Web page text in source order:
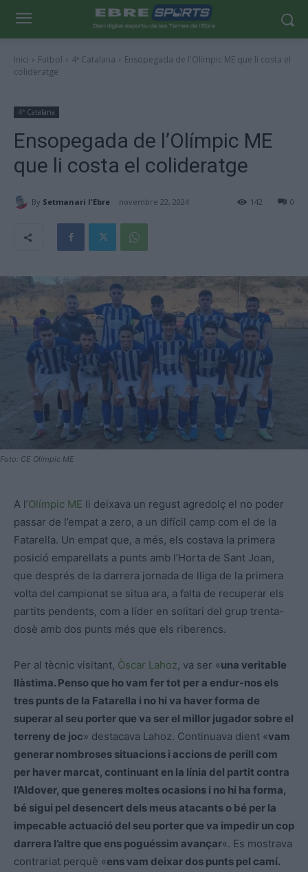
Inici Futbol 4ª Catalana
Ensopegada de l'Olímpic ME que li costa el
colideratge
4ª Catalana
Ensopegada de l’Olímpic ME
que li costa el colideratge
By Setmanari l'Ebre novembre 22, 2024 0
142
Foto: CE Olímpic ME
A l’Olímpic ME li deixava un regust agredolç el no poder
passar de l’empat a zero, a un difícil camp com el de la
Fatarella. Un empat que, a més, els costava la primera
posició emparellats a punts amb l’Horta de Sant Joan,
que després de la darrera jornada de lliga de la primera
volta del campionat se situa ara, a falta de recuperar els
partits pendents, com a líder en solitari del grup trenta-
dosè amb dos punts més que els riberencs.
Per al tècnic visitant, Òscar Lahoz, va ser «una veritable
llàstima. Penso que ho vam fer tot per a endur-nos els
tres punts de la Fatarella i no hi va haver forma de
superar al seu porter que va ser el millor jugador sobre el
terreny de joc» destacava Lahoz. Continuava dient «vam
generar nombroses situacions i accions de perill com
per haver marcat, continuant en la línia del partit contra
l’Aldover, que generes moltes ocasions i no hi ha forma,
bé sigui pel desencert dels meus atacants o bé per la
impecable actuació del seu porter que va impedir un cop
darrera l’altre que ens poguéssim avançar«. Es mostrava
contrariat perquè «ens vam deixar dos punts pel camí.